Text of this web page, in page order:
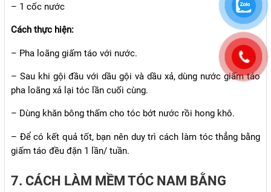
– 1 cốc nước
Cách thực hiện:
– Pha loãng giấm táo với nước.
– Sau khi gội đầu với dầu gội và dầu xả, dùng nước giấm táo
pha loãng xả lại tóc lần cuối cùng.
– Dùng khăn bông thấm cho tóc bớt nước rồi hong khô.
– Để có kết quả tốt, bạn nên duy trì cách làm tóc thẳng bằng
giấm táo đều đặn 1 lần/ tuần.
7. CÁCH LÀM MỀM TÓC NAM BẰNG